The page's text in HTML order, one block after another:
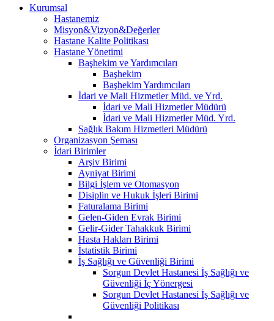
Kurumsal
Hastanemiz
Misyon&Vizyon&Değerler
Hastane Kalite Politikası
Hastane Yönetimi
Başhekim ve Yardımcıları
Başhekim
Başhekim Yardımcıları
İdari ve Mali Hizmetler Müd. ve Yrd.
İdari ve Mali Hizmetler Müdürü
İdari ve Mali Hizmetler Müd. Yrd.
Sağlık Bakım Hizmetleri Müdürü
Organizasyon Şeması
İdari Birimler
Arşiv Birimi
Ayniyat Birimi
Bilgi İşlem ve Otomasyon
Disiplin ve Hukuk İşleri Birimi
Faturalama Birimi
Gelen-Giden Evrak Birimi
Gelir-Gider Tahakkuk Birimi
Hasta Hakları Birimi
İstatistik Birimi
İş Sağlığı ve Güvenliği Birimi
Sorgun Devlet Hastanesi İş Sağlığı ve
Güvenliği İç Yönergesi
Sorgun Devlet Hastanesi İş Sağlığı ve
Güvenliği Politikası